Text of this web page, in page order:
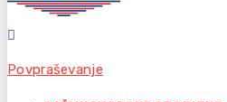
Povpraševanje